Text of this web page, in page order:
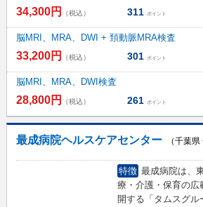
34,300円 （税込） 311 ポイント
脳MRI、MRA、DWI + 頚動脈MRA検査
33,200円 （税込） 301 ポイント
脳MRI、MRA、DWI検査
28,800円 （税込） 261 ポイント
最成病院ヘルスケアセンター
（千葉
特徴 最成病院は、
療・介護・保育の広
開する「タムスグル